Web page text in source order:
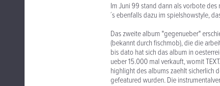
Im Juni 99 stand dann als vorbote
´s ebenfalls dazu im spielshowstyle,
Das zweite album "gegenueber"
(bekannt durch fischmob), die die
bis dato hat sich das album in
ueber 15.000 mal verkauft, womit
highlight des albums zaehlt sicherlich
gefeatured wurden. Die